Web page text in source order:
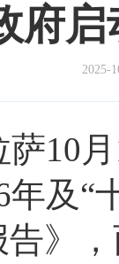
府
2025-
10
年及“
告》